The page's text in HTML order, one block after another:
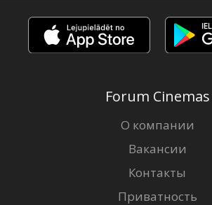
Forum Cinemas
О компании
Вакансии
Контакты
Приватность